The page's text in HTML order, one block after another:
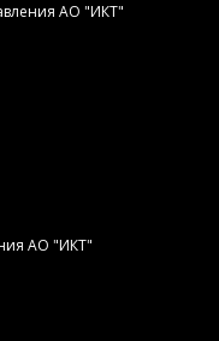
АО "ИКТ"
АО "ИКТ"